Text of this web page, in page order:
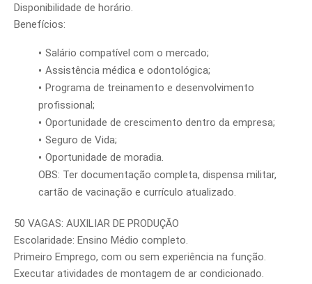
Disponibilidade de horário.
Benefícios:
Salário compatível com o mercado;
Assistência médica e odontológica;
Programa de treinamento e desenvolvimento
profissional;
Oportunidade de crescimento dentro da empresa;
Seguro de Vida;
Oportunidade de moradia.
OBS: Ter documentação completa, dispensa militar,
cartão de vacinação e currículo atualizado.
50 VAGAS: AUXILIAR DE PRODUÇÃO
Escolaridade: Ensino Médio completo.
Primeiro Emprego, com ou sem experiência na função.
Executar atividades de montagem de ar condicionado.